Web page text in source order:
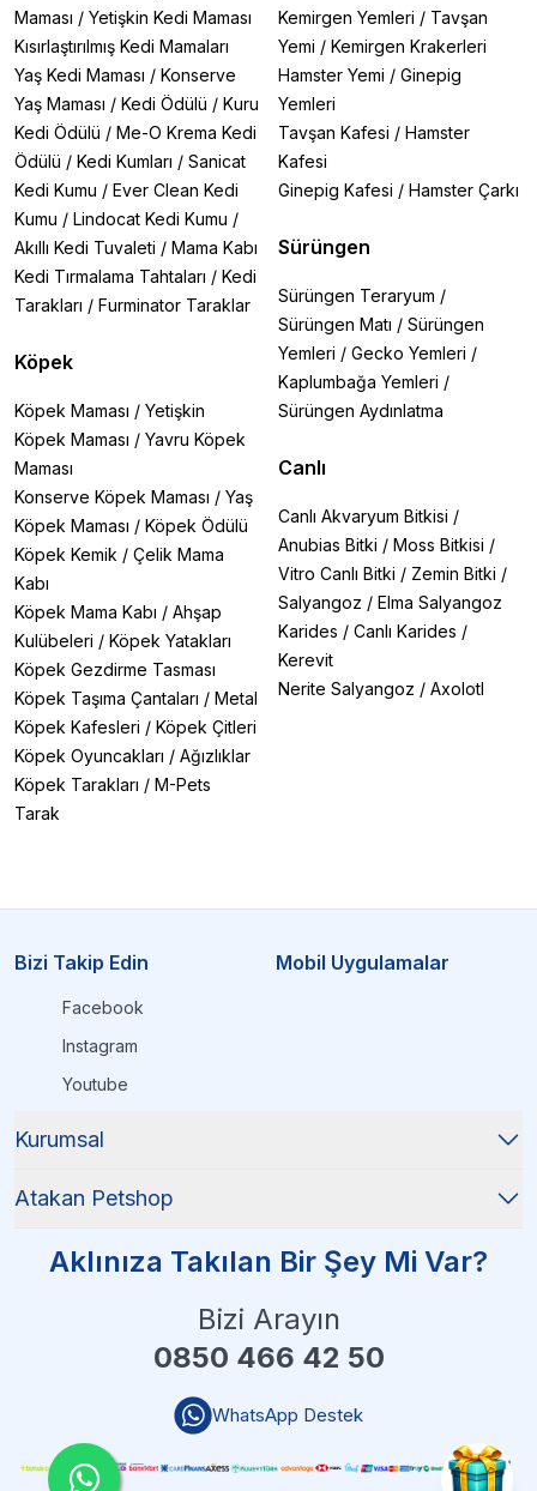
Maması / Yetişkin Kedi Maması
Kısırlaştırılmış Kedi Mamaları
Yaş Kedi Maması / Konserve
Yaş Maması / Kedi Ödülü / Kuru
Kedi Ödülü / Me-O Krema Kedi
Ödülü / Kedi Kumları / Sanicat
Kedi Kumu / Ever Clean Kedi
Kumu / Lindocat Kedi Kumu /
Akıllı Kedi Tuvaleti / Mama Kabı
Kedi Tırmalama Tahtaları / Kedi
Tarakları / Furminator Taraklar
Köpek
Köpek Maması / Yetişkin
Köpek Maması / Yavru Köpek
Maması
Konserve Köpek Maması / Yaş
Köpek Maması / Köpek Ödülü
Köpek Kemik / Çelik Mama
Kabı
Köpek Mama Kabı / Ahşap
Kulübeleri / Köpek Yatakları
Köpek Gezdirme Tasması
Köpek Taşıma Çantaları / Metal
Köpek Kafesleri / Köpek Çitleri
Köpek Oyuncakları / Ağızlıklar
Köpek Tarakları / M-Pets
Tarak
Kemirgen Yemleri / Tavşan
Yemi / Kemirgen Krakerleri
Hamster Yemi / Ginepig
Yemleri
Tavşan Kafesi / Hamster
Kafesi
Ginepig Kafesi / Hamster Çarkı
Sürüngen
Sürüngen Teraryum /
Sürüngen Matı / Sürüngen
Yemleri / Gecko Yemleri /
Kaplumbağa Yemleri /
Sürüngen Aydınlatma
Canlı
Canlı Akvaryum Bitkisi /
Anubias Bitki / Moss Bitkisi /
Vitro Canlı Bitki / Zemin Bitki /
Salyangoz / Elma Salyangoz
Karides / Canlı Karides /
Kerevit
Nerite Salyangoz / Axolotl
Bizi Takip Edin
Facebook
Instagram
Youtube
Mobil Uygulamalar
Kurumsal
Atakan Petshop
Aklınıza Takılan Bir Şey Mi Var?
Bizi Arayın
0850 466 42 50
WhatsApp Destek